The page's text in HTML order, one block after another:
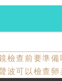
檢查前要準備
波可以檢查